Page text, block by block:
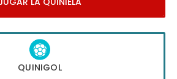
QUINIGOL